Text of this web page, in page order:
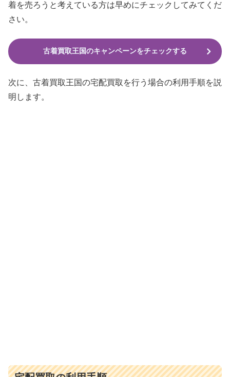
着を売ろうと考えている方は早めにチェックしてみてくだ
さい。
古着買取王国のキャンペーンをチェックする
次に、古着買取王国の宅配買取を行う場合の利用手順を説
明します。